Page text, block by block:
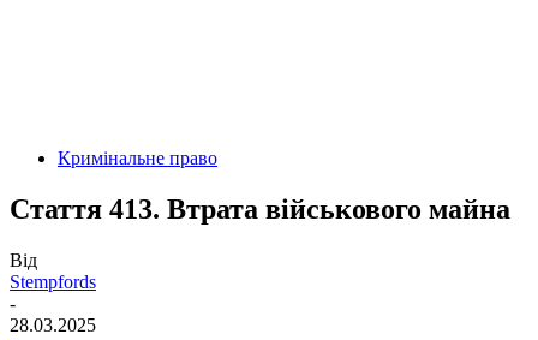
Кримінальне право
Стаття 413. Втрата військового майна
Від
Stempfords
-
28.03.2025